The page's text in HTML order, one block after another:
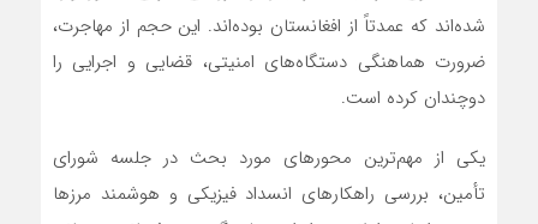
شده‌اند که عمدتاً از افغانستان بوده‌اند. این حجم از مهاجرت،
ضرورت هماهنگی دستگاه‌های امنیتی، قضایی و اجرایی را
دوچندان کرده است.
یکی از مهم‌ترین محورهای مورد بحث در جلسه شورای
تأمین، بررسی راهکارهای انسداد فیزیکی و هوشمند مرزها